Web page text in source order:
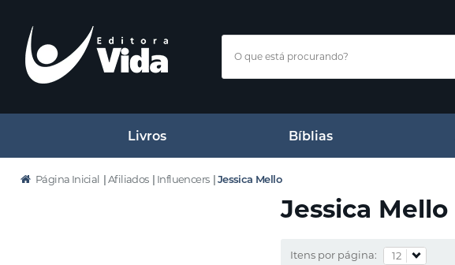
Livros Bíblias
Página Inicial |Afiliados | Influencers |Jessica Mello
Jessica Mello
Itens por página: